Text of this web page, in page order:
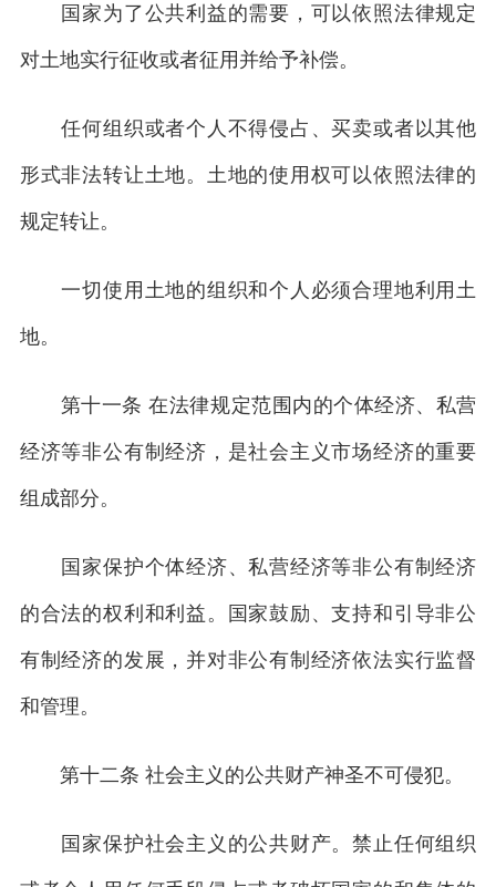
国家为了公共利益的需要，可以依照法律规定
对土地实行征收或者征用并给予补偿。
任何组织或者个人不得侵占、买卖或者以其他
形式非法转让土地。土地的使用权可以依照法律的
规定转让。
一切使用土地的组织和个人必须合理地利用土
地。
第十一条 在法律规定范围内的个体经济、私营
经济等非公有制经济，是社会主义市场经济的重要
组成部分。
国家保护个体经济、私营经济等非公有制经济
的合法的权利和利益。国家鼓励、支持和引导非公
有制经济的发展，并对非公有制经济依法实行监督
和管理。
第十二条 社会主义的公共财产神圣不可侵犯。
国家保护社会主义的公共财产。禁止任何组织